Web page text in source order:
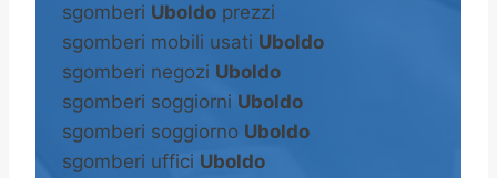
sgomberi Uboldo prezzi
sgomberi mobili usati Uboldo
sgomberi negozi Uboldo
sgomberi soggiorni Uboldo
sgomberi soggiorno Uboldo
sgomberi uffici Uboldo